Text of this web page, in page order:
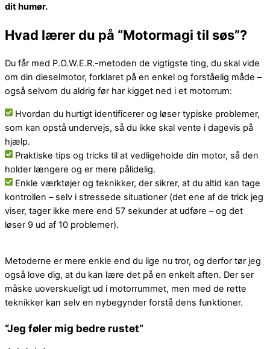
dit humør.
Hvad lærer du på “Motormagi til søs”?
Du får med P.O.W.E.R.-metoden de vigtigste ting, du skal vide
om din dieselmotor, forklaret på en enkel og forståelig måde –
også selvom du aldrig før har kigget ned i et motorrum:
Hvordan du hurtigt identificerer og løser typiske problemer,
som kan opstå undervejs, så du ikke skal vente i dagevis på
hjælp.
Praktiske tips og tricks til at vedligeholde din motor, så den
holder længere og er mere pålidelig.
Enkle værktøjer og teknikker, der sikrer, at du altid kan tage
kontrollen – selv i stressede situationer (det ene af de trick jeg
viser, tager ikke mere end 57 sekunder at udføre – og det
løser 9 ud af 10 problemer).
Metoderne er mere enkle end du lige nu tror, og derfor tør jeg
også love dig, at du kan lære det på en enkelt aften. Der ser
måske uoverskueligt ud i motorrummet, men med de rette
teknikker kan selv en nybegynder forstå dens funktioner.
“Jeg føler mig bedre rustet”